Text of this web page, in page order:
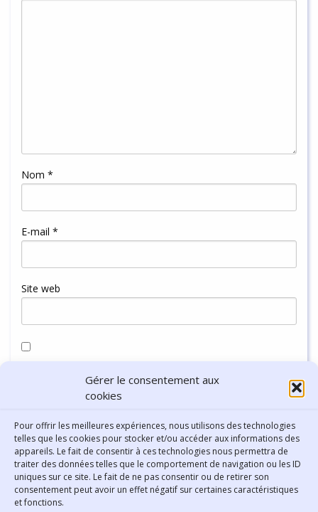
Gérer le consentement aux
cookies
Pour offrir les meilleures expériences, nous utilisons des technologies
telles que les cookies pour stocker et/ou accéder aux informations des
appareils. Le fait de consentir à ces technologies nous permettra de
traiter des données telles que le comportement de navigation ou les ID
uniques sur ce site. Le fait de ne pas consentir ou de retirer son
consentement peut avoir un effet négatif sur certaines caractéristiques
et fonctions.
Nom *
E-mail *
Site web
navigateur pour mon prochain commentaire.